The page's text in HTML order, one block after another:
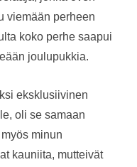
viemään perheen
koko perhe saapui
joulupukkia.
eksklusiivinen
oli se samaan
minun
kauniita, mutteivät